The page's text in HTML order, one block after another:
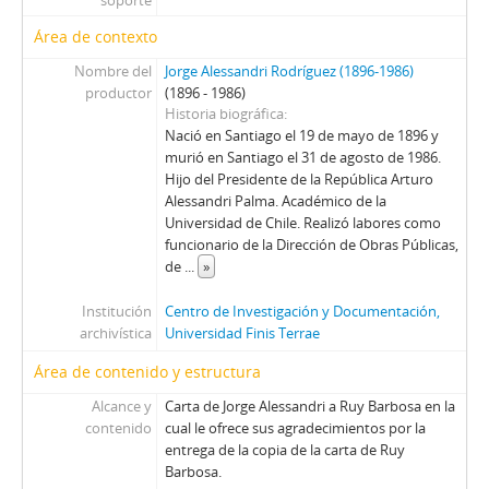
43 - Carta de Jorge Alessandri a Walter Piza
44 - Carta de Jorge Alessandri a Eduardo Morel Ch.
45 - Carta firmada de René Silva Espejo a Jorge Alessandri
46 - Carta de Jorge Alessandri a Hernán Díaz Arrieta
47 - Carta firmada de Luis Escobar a Jorge Alessandri
48 - Carta de Jorge Alessandri al Dr. Pinochet, presidente de la Asamblea Radical de Quintero
49 - Carta de Jorge Alessandri a Josefina Gaztelu de Sanfuentes
50 - Carta de Jorge Alessandri a Jaime Guzmán Errazuriz
51 - Carta de Jorge Alessandri a Sergio Diez Urzúa
53 - Carta de Jorge Alessandri a Juan Ramón Samaniego
55 - Carta de Jorge Alessandri a Armando Roa
56 - Carta de Jorge Alessandri a Hermógenes Pérez de Arce
57 - Carta de Jorge Alessandri a Álvaro Orrego Barros
58 - Carta de Jorge Alessandri Rodríguez a Hermógenes Pérez de Arce Ibieta
59 - Carta de Jorge Alessandri al Padre Gustavo Le Paige
Área de contexto
Nombre del
productor
Jorge Alessandri Rodríguez (1896-1986)
(1896 - 1986)
Historia biográfica
Nació en Santiago el 19 de mayo de 1896 y
murió en Santiago el 31 de agosto de 1986.
Hijo del Presidente de la República Arturo
Alessandri Palma. Académico de la
Universidad de Chile. Realizó labores como
funcionario de la Dirección de Obras Públicas,
de ... »
Institución
archivística
Centro de Investigación y Documentación,
Universidad Finis Terrae
Área de contenido y estructura
Alcance y
contenido
Carta de Jorge Alessandri a Ruy Barbosa en la
cual le ofrece sus agradecimientos por la
entrega de la copia de la carta de Ruy
Barbosa.